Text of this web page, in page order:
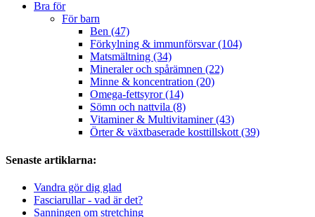
Bra för
För barn
Ben (47)
Förkylning & immunförsvar (104)
Matsmältning (34)
Mineraler och spårämnen (22)
Minne & koncentration (20)
Omega-fettsyror (14)
Sömn och nattvila (8)
Vitaminer & Multivitaminer (43)
Örter & växtbaserade kosttillskott (39)
Senaste artiklarna:
Vandra gör dig glad
Fasciarullar - vad är det?
Sanningen om stretching